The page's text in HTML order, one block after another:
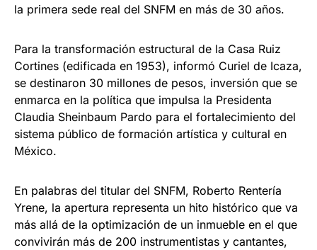
la primera sede real del SNFM en más de 30 años.
Para la transformación estructural de la Casa Ruiz
Cortines (edificada en 1953), informó Curiel de Icaza,
se destinaron 30 millones de pesos, inversión que se
enmarca en la política que impulsa la Presidenta
Claudia Sheinbaum Pardo para el fortalecimiento del
sistema público de formación artística y cultural en
México.
En palabras del titular del SNFM, Roberto Rentería
Yrene, la apertura representa un hito histórico que va
más allá de la optimización de un inmueble en el que
convivirán más de 200 instrumentistas y cantantes,